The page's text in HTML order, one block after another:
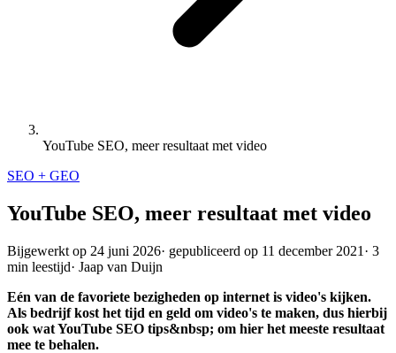
YouTube SEO, meer resultaat met video
SEO + GEO
YouTube SEO, meer resultaat met video
Bijgewerkt op 24 juni 2026· gepubliceerd op 11 december 2021 · 3
min leestijd· Jaap van Duijn
Eén van de favoriete bezigheden op internet is video's kijken.
Als bedrijf kost het tijd en geld om video's te maken, dus hierbij
ook wat YouTube SEO tips&nbsp; om hier het meeste resultaat
mee te behalen.